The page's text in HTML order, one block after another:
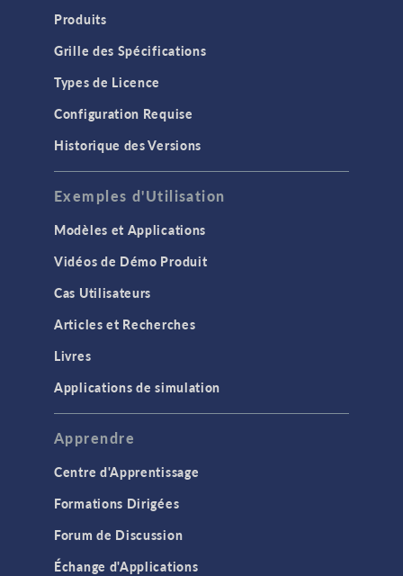
Produits
Grille des Spécifications
Types de Licence
Configuration Requise
Historique des Versions
Exemples d'Utilisation
Modèles et Applications
Vidéos de Démo Produit
Cas Utilisateurs
Articles et Recherches
Livres
Applications de simulation
Apprendre
Centre d'Apprentissage
Formations Dirigées
Forum de Discussion
Échange d'Applications